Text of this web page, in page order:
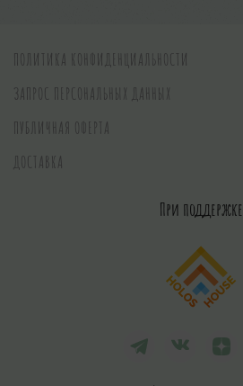
ПОЛИТИКА КОНФИДЕНЦИАЛЬНОСТИ
ЗАПРОС ПЕРСОНАЛЬНЫХ ДАННЫХ
ПУБЛИЧНАЯ ОФЕРТА
ДОСТАВКА
При поддержке